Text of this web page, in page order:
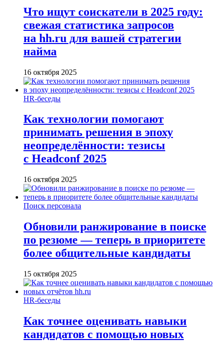
Что ищут соискатели в 2025 году:
свежая статистика запросов
на hh.ru для вашей стратегии
найма
16 октября 2025
HR-беседы
Как технологии помогают
принимать решения в эпоху
неопределённости: тезисы
с Headconf 2025
16 октября 2025
Поиск персонала
Обновили ранжирование в поиске
по резюме — теперь в приоритете
более общительные кандидаты
15 октября 2025
HR-беседы
Как точнее оценивать навыки
кандидатов с помощью новых